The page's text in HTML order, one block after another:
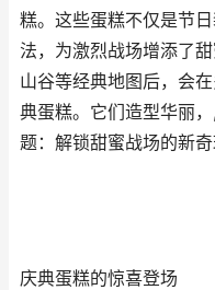
糕。这些蛋糕不仅是节
法，为激烈战场增添了
山谷等经典地图后，会
典蛋糕。它们造型华丽
题：解锁甜蜜战场的新
庆典蛋糕的惊喜登场